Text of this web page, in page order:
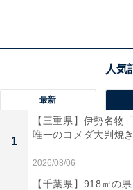
交通手段：大阪より車
／南海和歌山市駅より
大人1名（参考価格）
※プラン・部屋により
最新
1
【三重県】伊勢名物
唯一のコメダ大判焼
2026/08/06
【千葉県】918㎡の